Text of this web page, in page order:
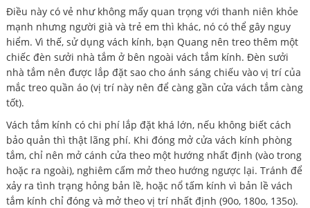
Điều này có vẻ như không mấy quan trọng với thanh niên khỏe
mạnh nhưng người già và trẻ em thì khác, nó có thể gây nguy
hiểm. Vì thế, sử dụng vách kính, bạn Quang nên treo thêm một
chiếc đèn sưởi nhà tắm ở bên ngoài vách tắm kính. Đèn sưởi
nhà tắm nên được lắp đặt sao cho ánh sáng chiếu vào vị trí của
mắc treo quần áo (vị trí này nên để càng gần cửa vách tắm càng
tốt).
Vách tắm kính có chi phí lắp đặt khá lớn, nếu không biết cách
bảo quản thì thật lãng phí. Khi đóng mở cửa vách kính phòng
tắm, chỉ nên mở cánh cửa theo một hướng nhất định (vào trong
hoặc ra ngoài), nghiêm cấm mở theo hướng ngược lại. Tránh để
xảy ra tình trạng hỏng bản lề, hoặc nổ tấm kính vì bản lề vách
tắm kính chỉ đóng và mở theo vị trí nhất định (90o, 180o, 135o).